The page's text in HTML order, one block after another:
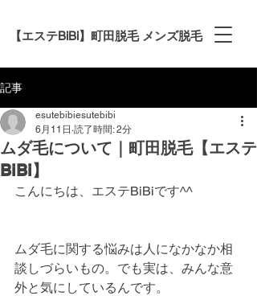
【エステBiBi】町田脱毛 メンズ脱毛
記事
ムダ毛について｜町田脱毛【エステ
BiBi】
esutebibiesutebibi
6月11日 読了時間: 2分
こんにちは、エステBiBiです^^
ムダ毛に関する悩みは人になかなか相
談しづらいもの。でも実は、みんな意
外と気にしているんです。